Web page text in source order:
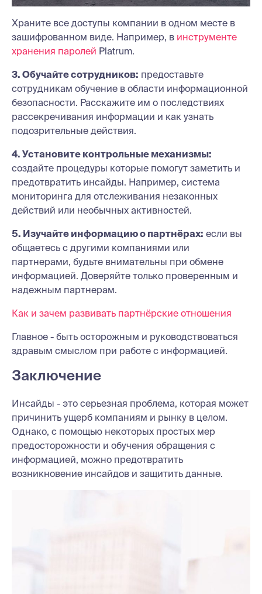
Храните все доступы компании в одном месте в
зашифрованном виде. Например, в инструменте
хранения паролей Platrum.
3. Обучайте сотрудников: предоставьте
сотрудникам обучение в области информационной
безопасности. Расскажите им о последствиях
рассекречивания информации и как узнать
подозрительные действия.
4. Установите контрольные механизмы:
создайте процедуры которые помогут заметить и
предотвратить инсайды. Например, система
мониторинга для отслеживания незаконных
действий или необычных активностей.
5. Изучайте информацию о партнёрах: если вы
общаетесь с другими компаниями или
партнерами, будьте внимательны при обмене
информацией. Доверяйте только проверенным и
надежным партнерам.
Как и зачем развивать партнёрские отношения
Главное - быть осторожным и руководствоваться
здравым смыслом при работе с информацией.
Заключение
Инсайды - это серьезная проблема, которая может
причинить ущерб компаниям и рынку в целом.
Однако, с помощью некоторых простых мер
предосторожности и обучения обращения с
информацией, можно предотвратить
возникновение инсайдов и защитить данные.